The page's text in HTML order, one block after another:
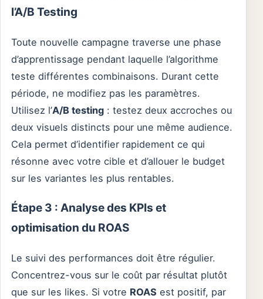
l’A/B Testing
Toute nouvelle campagne traverse une phase
d’apprentissage pendant laquelle l’algorithme
teste différentes combinaisons. Durant cette
période, ne modifiez pas les paramètres.
Utilisez l’A/B testing : testez deux accroches ou
deux visuels distincts pour une même audience.
Cela permet d’identifier rapidement ce qui
résonne avec votre cible et d’allouer le budget
sur les variantes les plus rentables.
Étape 3 : Analyse des KPIs et
optimisation du ROAS
Le suivi des performances doit être régulier.
Concentrez-vous sur le coût par résultat plutôt
que sur les likes. Si votre ROAS est positif, par